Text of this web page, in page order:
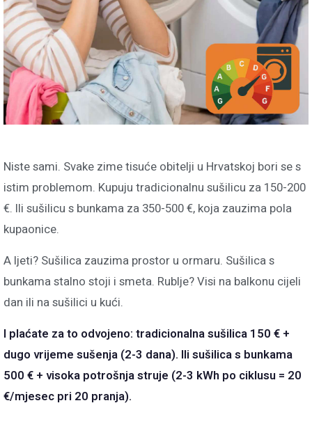
Niste sami. Svake zime tisuće obitelji u Hrvatskoj bori se s
istim problemom. Kupuju tradicionalnu sušilicu za 150-200
€. Ili sušilicu s bunkama za 350-500 €, koja zauzima pola
kupaonice.
A ljeti? Sušilica zauzima prostor u ormaru. Sušilica s
bunkama stalno stoji i smeta. Rublje? Visi na balkonu cijeli
dan ili na sušilici u kući.
I plaćate za to odvojeno: tradicionalna sušilica 150 € +
dugo vrijeme sušenja (2-3 dana). Ili sušilica s bunkama
500 € + visoka potrošnja struje (2-3 kWh po ciklusu = 20
€/mjesec pri 20 pranja).